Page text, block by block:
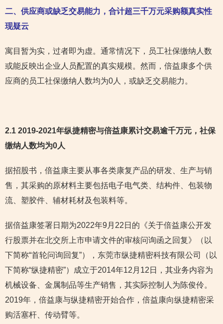
二、供应商或缺乏交易能力，合计超三千万元采购额真实性
现疑云
寓目暂为实，过者即为虚。通常情况下，员工社保缴纳人数
或能反映出企业人员配置的真实规模。然而，倍益康多个供
应商的员工社保缴纳人数均为0人，或缺乏交易能力。
2.1 2019-2021年纵捷精密与倍益康累计交易逾千万元，社保
缴纳人数均为0人
据招股书，倍益康主要从事各类康复产品的研发、生产与销
售，其采购的原材料主要包括电子电气类、结构件、包装物
流、塑胶件、辅材耗材及包装料等。
据倍益康签署日期为2022年9月22日的《关于倍益康公开发
行股票并在北交所上市申请文件的审核问询函之回复》（以
下简称“首轮问询回复”），东莞市纵捷精密科技有限公司（以
下简称“纵捷精密”）成立于2014年12月12日，其业务内容为
机械设备、金属制品等生产销售，其实际控制人为陈俊伶。
2019年，倍益康与纵捷精密开始合作，倍益康向纵捷精密采
购活塞杆、传动臂等。